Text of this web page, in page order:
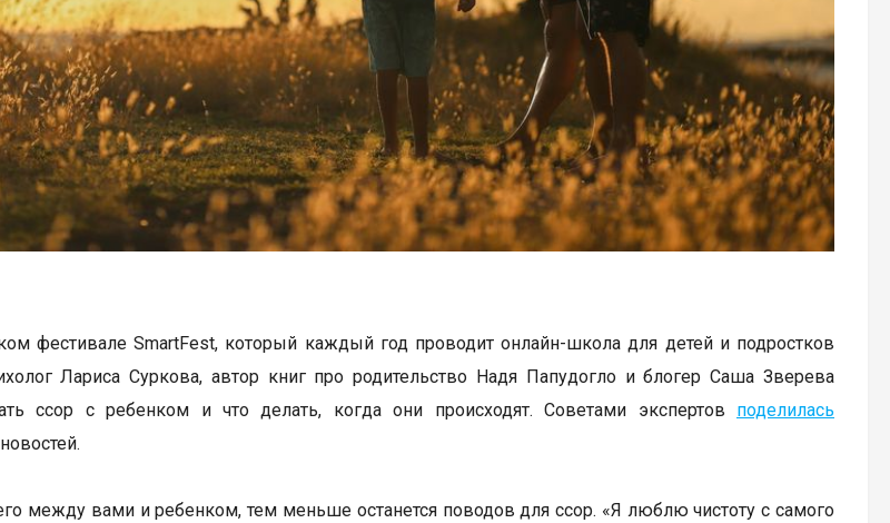
фестивале SmartFest, который каждый год проводит онлайн-школа для детей и подростков
Лариса Суркова, автор книг про родительство Надя Папудогло и блогер Саша Зверева
ссор с ребенком и что делать, когда они происходят. Советами экспертов поделилась
между вами и ребенком, тем меньше останется поводов для ссор. «Я люблю чистоту с самого